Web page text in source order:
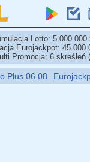
Lotto: 5 000 000
Eurojackpot: 45 000
Promocja: 6 skreśleń
06.08 Eurojackpot